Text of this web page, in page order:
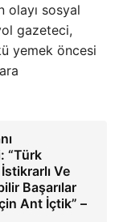
olayı sosyal
gazeteci,
yemek öncesi
“Türk
Ve
Başarılar
Ant İçtik” –